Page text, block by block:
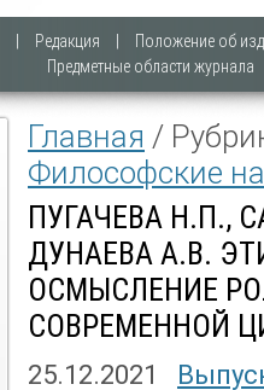
Редакция
Положение об
Предметные области журнала
Главная /
Философские
ПУГАЧЕВА Н.П.,
ДУНАЕВА А.В.
ОСМЫСЛЕНИЕ
СОВРЕМЕННОЙ
25.12.2021